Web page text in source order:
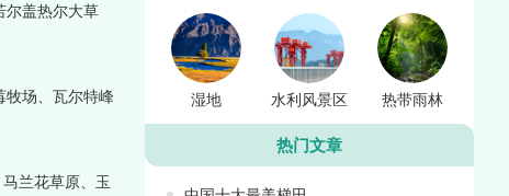
尔盖热尔大草
牧场、瓦尔特峰
兰花草原、玉
湿地 水利风景区 热带雨林
热门文章